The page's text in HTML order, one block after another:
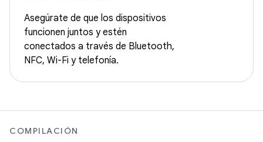
Asegúrate de que los dispositivos
funcionen juntos y estén
conectados a través de Bluetooth,
NFC, Wi-Fi y telefonía.
COMPILACIÓN